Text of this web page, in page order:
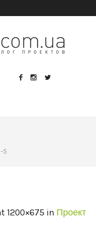
5
1200×675 in Проект